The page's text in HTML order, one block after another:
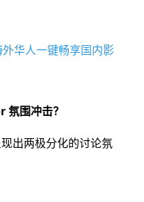
华人一键畅享国内影
氛围冲击？
出两极分化的讨论氛